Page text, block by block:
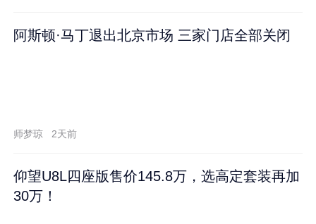
阿斯顿·马丁退出北京市场 三家门店全部关闭
师梦琼 2天前
仰望U8L四座版售价145.8万，选高定套装再加
30万！